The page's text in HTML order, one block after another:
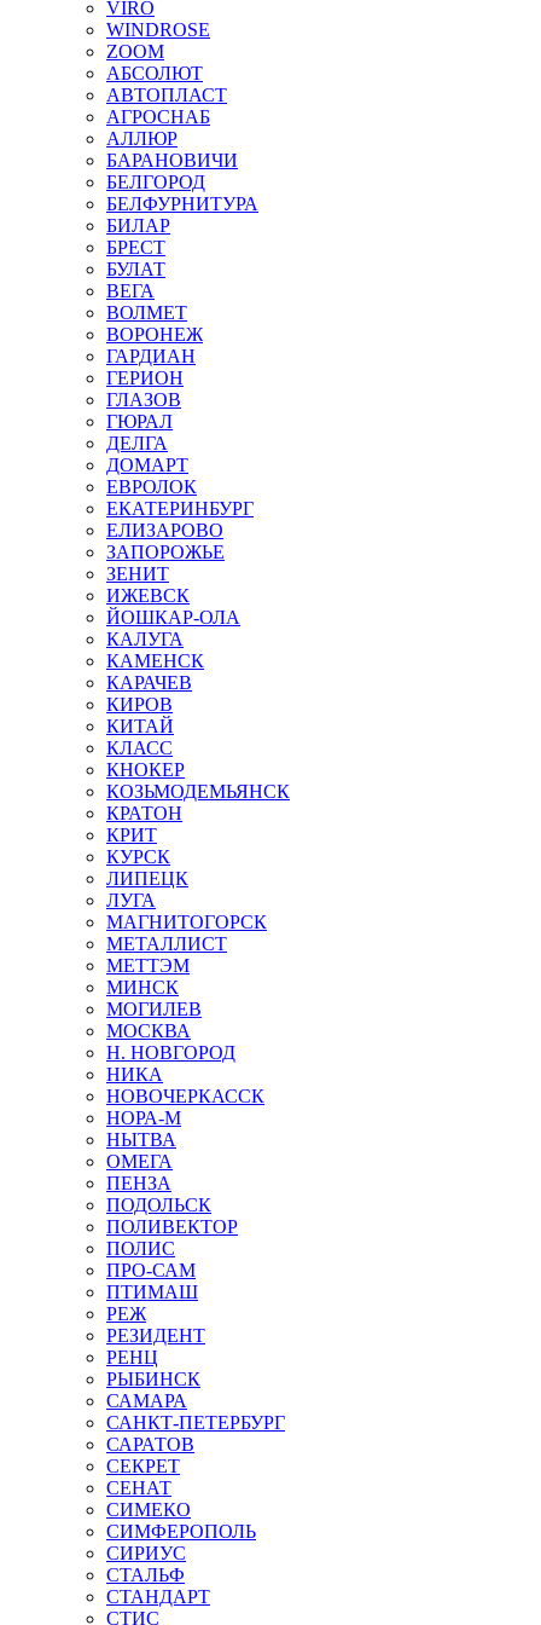
VIRO
WINDROSE
ZOOM
АБСОЛЮТ
АВТОПЛАСТ
АГРОСНАБ
АЛЛЮР
БАРАНОВИЧИ
БЕЛГОРОД
БЕЛФУРНИТУРА
БИЛАР
БРЕСТ
БУЛАТ
ВЕГА
ВОЛМЕТ
ВОРОНЕЖ
ГАРДИАН
ГЕРИОН
ГЛАЗОВ
ГЮРАЛ
ДЕЛГА
ДОМАРТ
ЕВРОЛОК
ЕКАТЕРИНБУРГ
ЕЛИЗАРОВО
ЗАПОРОЖЬЕ
ЗЕНИТ
ИЖЕВСК
ЙОШКАР-ОЛА
КАЛУГА
КАМЕНСК
КАРАЧЕВ
КИРОВ
КИТАЙ
КЛАСС
КНОКЕР
КОЗЬМОДЕМЬЯНСК
КРАТОН
КРИТ
КУРСК
ЛИПЕЦК
ЛУГА
МАГНИТОГОРСК
МЕТАЛЛИСТ
МЕТТЭМ
МИНСК
МОГИЛЕВ
МОСКВА
Н. НОВГОРОД
НИКА
НОВОЧЕРКАССК
НОРА-М
НЫТВА
ОМЕГА
ПЕНЗА
ПОДОЛЬСК
ПОЛИВЕКТОР
ПОЛИС
ПРО-САМ
ПТИМАШ
РЕЖ
РЕЗИДЕНТ
РЕНЦ
РЫБИНСК
САМАРА
САНКТ-ПЕТЕРБУРГ
САРАТОВ
СЕКРЕТ
СЕНАТ
СИМЕКО
СИМФЕРОПОЛЬ
СИРИУС
СТАЛЬФ
СТАНДАРТ
СТИС